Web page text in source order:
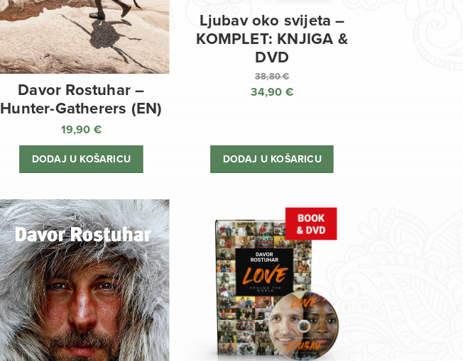
Davor Rostuhar –
Hunter-Gatherers (EN)
19,90 €
DODAJ U KOŠARICU
Ljubav oko svijeta –
KOMPLET: KNJIGA &
DVD
38,80€
Izvorna
je:
38,80 €.
34,90 €
je:
34,90 €.
DODAJ U KOŠARICU